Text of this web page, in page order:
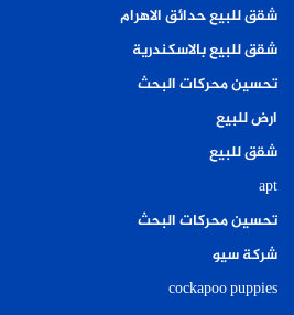
شقق للبيع حدائق الاهرام
شقق للبيع بالاسكندرية
تحسين محركات البحث
ارض للبيع
شقق للبيع
apt
تحسين محركات البحث
شركة سيو
cockapoo puppies